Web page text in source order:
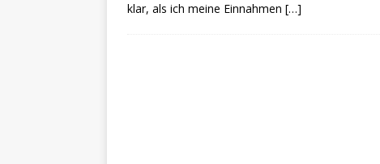
klar, als ich meine Einnahmen […]